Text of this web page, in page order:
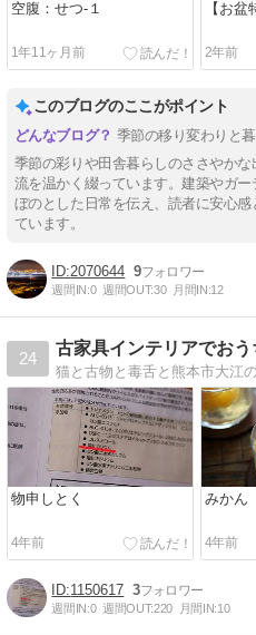
空腹：せつ-１
1年11ヶ月前
【お
2年前
このブログのここがポイント
季節の移り変わりと
季節の彩りや田舎暮らしのささやか
流を温かく綴っています。建築やガ
ぼのとした日常を伝え、読者に安心
ています。
2070644 9
週間IN:0 週間OUT:30 月間IN:12
24
古家具インテリアでお
猫と古物と毒舌と熊本市大江
物申しとく
4年前
みかん
4年前
1150617 3
週間IN:0 週間OUT:220 月間IN:10